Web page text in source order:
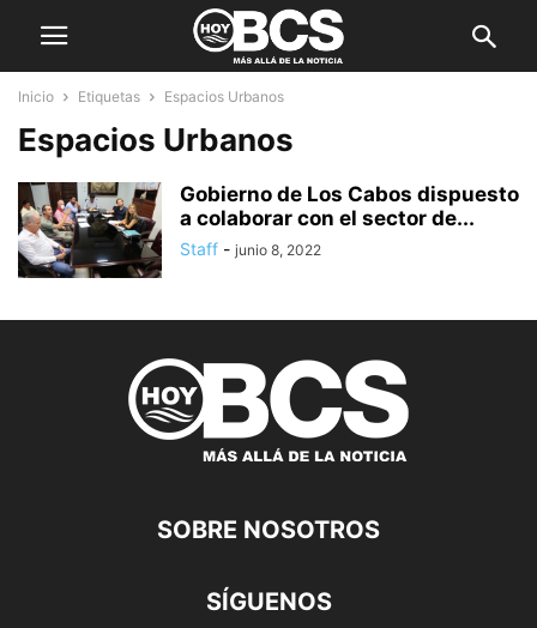
Inicio Etiquetas Espacios Urbanos
Espacios Urbanos
Gobierno de Los Cabos dispuesto
a colaborar con el sector de...
Staff - junio 8, 2022
SOBRE NOSOTROS
SÍGUENOS